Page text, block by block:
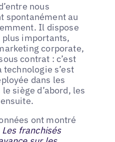
nous
spontanément au
Il dispose
plus importants,
corporate,
contrat : c’est
technologie s’est
dans les
siège d’abord, les
ont montré
Les franchisés